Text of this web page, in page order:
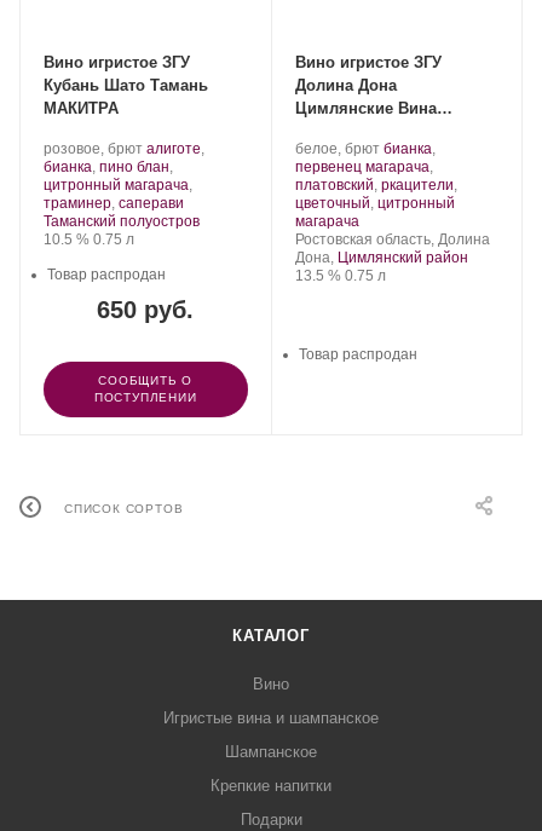
Вино игристое ЗГУ
Кубань Шато Тамань
МАКИТРА
Производитель:
Шато
Тамань.
розовое, брют .
Сорт
винограда:
алиготе,
бианка, пино блан,
цитронный магарача,
траминер, саперави
Регион:
Таманский полуостров
Крепость
10.5 %. Объем
0.75 л
650 руб.
Товар распродан
СООБЩИТЬ О
ПОСТУПЛЕНИИ
Вино игристое ЗГУ
Долина Дона
Цимлянские Вина
Производитель:
Цимлянские
Вина.
белое, брют .
Сорт
винограда:
бианка,
первенец магарача,
платовский, ркацители,
цветочный, цитронный
магарача.
Регион:
Ростовская область, Долина
Дона, Цимлянский район
Крепость
13.5 %. Объем
0.75 л
Товар распродан
СПИСОК СОРТОВ
КАТАЛОГ
Вино
Игристые вина и шампанское
Шампанское
Крепкие напитки
Подарки